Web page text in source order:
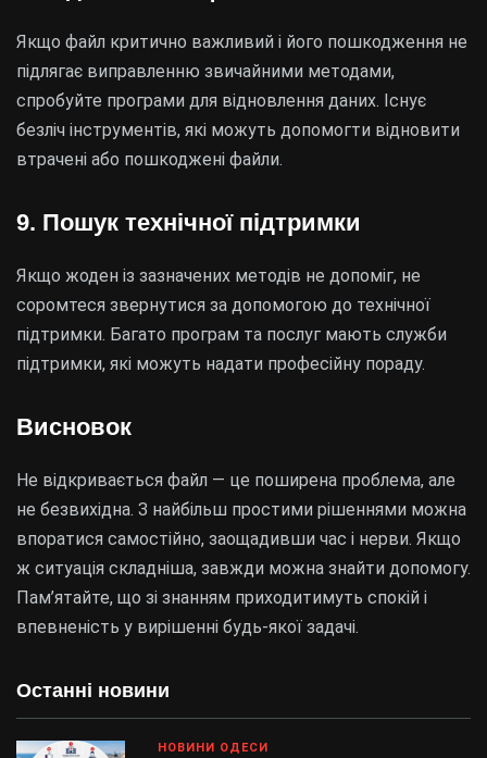
Останні новини
НОВИНИ ОДЕСИ
Якщо файл критично важливий і його пошкодження не
підлягає виправленню звичайними методами,
спробуйте програми для відновлення даних. Існує
безліч інструментів, які можуть допомогти відновити
втрачені або пошкоджені файли.
9. Пошук технічної підтримки
Якщо жоден із зазначених методів не допоміг, не
соромтеся звернутися за допомогою до технічної
підтримки. Багато програм та послуг мають служби
підтримки, які можуть надати професійну пораду.
Висновок
Не відкривається файл — це поширена проблема, але
не безвихідна. З найбільш простими рішеннями можна
впоратися самостійно, заощадивши час і нерви. Якщо
ж ситуація складніша, завжди можна знайти допомогу.
Пам’ятайте, що зі знанням приходитимуть спокій і
впевненість у вирішенні будь-якої задачі.